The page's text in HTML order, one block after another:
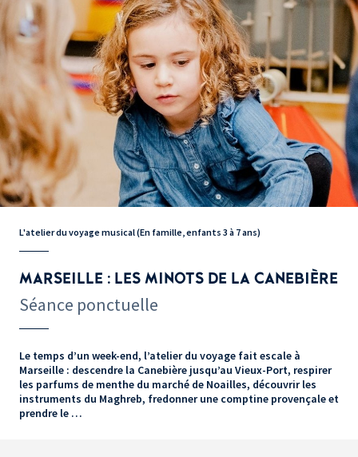
L'atelier du voyage musical (En famille, enfants 3 à 7 ans)
MARSEILLE : LES MINOTS DE LA CANEBIÈRE
Séance ponctuelle
Le temps d’un week-end, l’atelier du voyage fait escale à
Marseille : descendre la Canebière jusqu’au Vieux-Port, respirer
les parfums de menthe du marché de Noailles, découvrir les
instruments du Maghreb, fredonner une comptine provençale et
prendre le …